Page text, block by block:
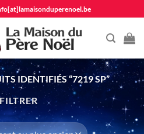
IDENTIFIÉS “7219 SP”
FILTRER